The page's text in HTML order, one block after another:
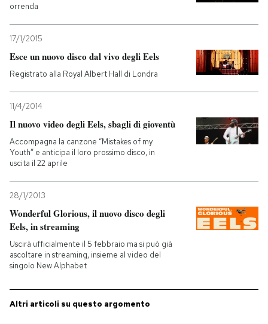
Scienza
Economia
Sport
Media
Altrecose
Mondiali calcio 2026
I MIEI PREFERITI
SHOP
CALENDARIO
orrenda
17/1/2015
Esce un nuovo disco dal vivo degli Eels
Registrato alla Royal Albert Hall di Londra
11/4/2014
Il nuovo video degli Eels, sbagli di gioventù
Accompagna la canzone “Mistakes of my
Youth” e anticipa il loro prossimo disco, in
uscita il 22 aprile
28/1/2013
Wonderful Glorious, il nuovo disco degli
Eels, in streaming
Uscirà ufficialmente il 5 febbraio ma si può già
ascoltare in streaming, insieme al video del
singolo New Alphabet
Altri articoli su questo argomento